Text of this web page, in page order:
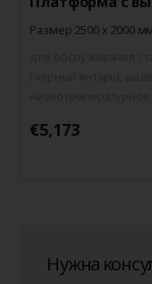
Размер 2500 х 2000
€5,173
Нужна